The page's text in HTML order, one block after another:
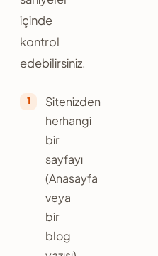
içinde
kontrol
edebilirsiniz.
Sitenizden
herhangi
bir
sayfayı
(Anasayfa
veya
bir
blog